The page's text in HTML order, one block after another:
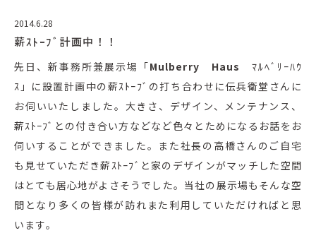
2014.6.28
薪ｽﾄｰﾌﾞ計画中！！
先日、新事務所兼展示場「Mulberry Haus
ﾏﾙﾍﾞﾘｰﾊｳ
ｽ」に設置計画中の薪ｽﾄｰﾌﾞの打ち合わせに伝兵衛堂さんに
お伺いいたしました。大きさ、デザイン、メンテナンス、
薪ｽﾄｰﾌﾞとの付き合い方などなど色々とためになるお話をお
伺いすることができました。また社長の高橋さんのご自宅
も見せていただき薪ｽﾄｰﾌﾞと家のデザインがマッチした空間
はとても居心地がよさそうでした。当社の展示場もそんな空
間となり多くの皆様が訪れまた利用していただければと思
います。